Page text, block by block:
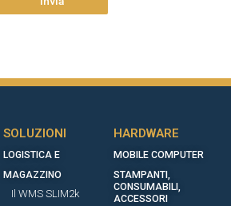
SOLUZIONI
LOGISTICA E
MAGAZZINO
Il WMS SLIM2k
HARDWARE
MOBILE COMPUTER
STAMPANTI,
CONSUMABILI,
ACCESSORI​